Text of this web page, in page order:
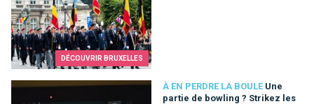
DÉCOUVRIR BRUXELLES
À EN PERDRE LA BOULE Une
partie de bowling ? Strikez les
Une partie de bowling ? Strikez les pistes bruxelloises !